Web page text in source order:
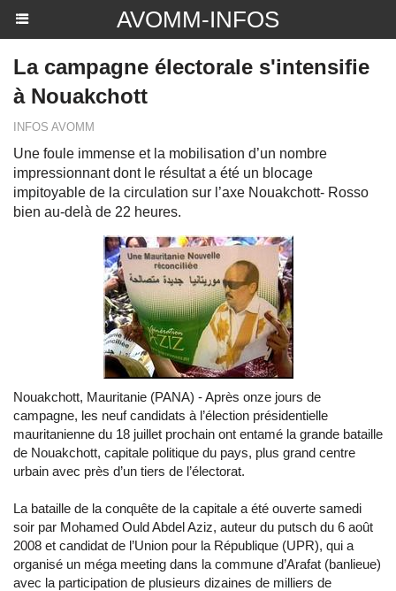
AVOMM-INFOS
La campagne électorale s'intensifie
à Nouakchott
INFOS AVOMM
Une foule immense et la mobilisation d’un nombre
impressionnant dont le résultat a été un blocage
impitoyable de la circulation sur l’axe Nouakchott- Rosso
bien au-delà de 22 heures.
Nouakchott, Mauritanie (PANA) - Après onze jours de
campagne, les neuf candidats à l’élection présidentielle
mauritanienne du 18 juillet prochain ont entamé la grande bataille
de Nouakchott, capitale politique du pays, plus grand centre
urbain avec près d’un tiers de l’électorat.
La bataille de la conquête de la capitale a été ouverte samedi
soir par Mohamed Ould Abdel Aziz, auteur du putsch du 6 août
2008 et candidat de l’Union pour la République (UPR), qui a
organisé un méga meeting dans la commune d’Arafat (banlieue)
avec la participation de plusieurs dizaines de milliers de